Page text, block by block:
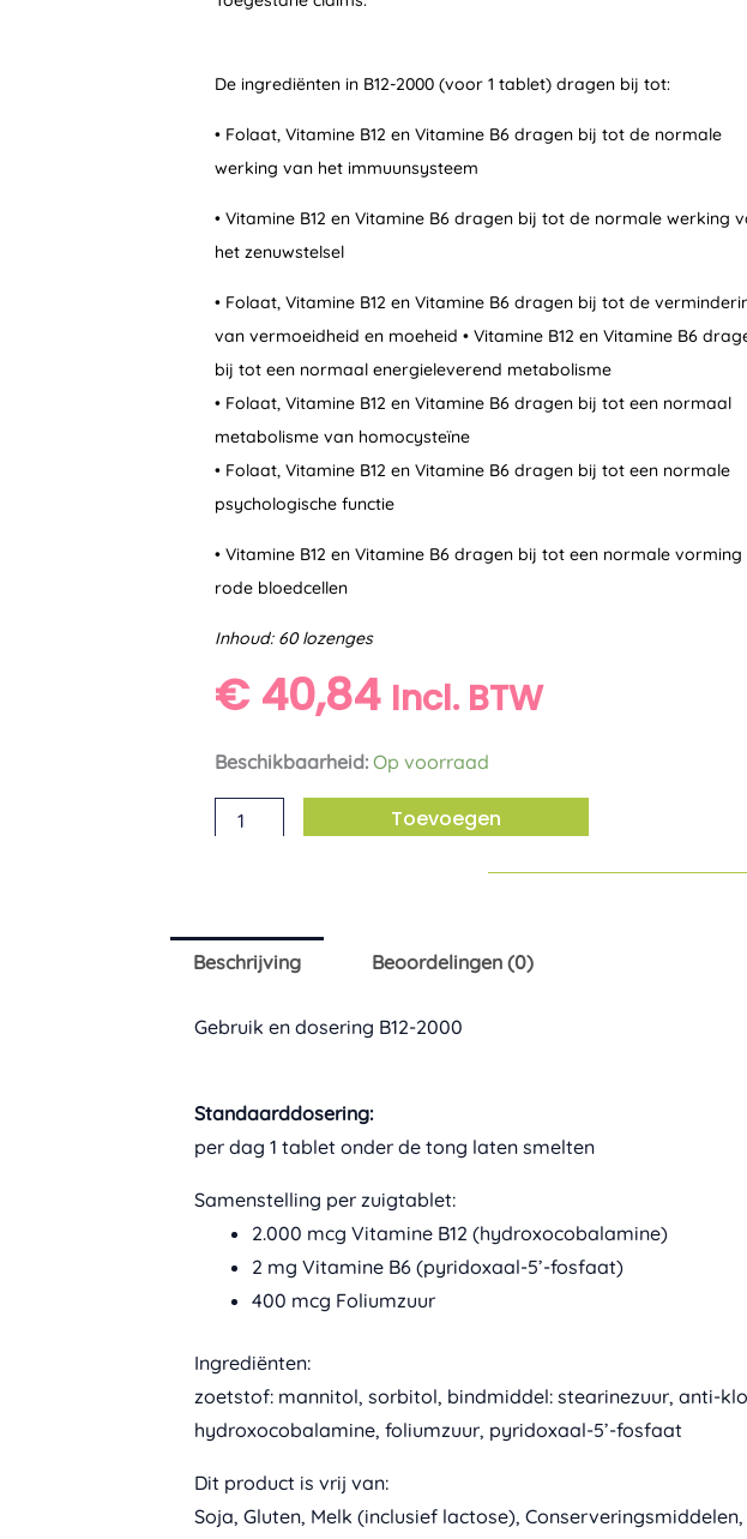
De ingrediënten in B12-2000 (voor 1 tablet) dragen bij tot:
• Folaat, Vitamine B12 en Vitamine B6 dragen bij tot de normale
werking van het immuunsysteem
• Vitamine B12 en Vitamine B6 dragen bij tot de normale werking
het zenuwstelsel
• Folaat, Vitamine B12 en Vitamine B6 dragen bij tot de
van vermoeidheid en moeheid • Vitamine B12 en Vitamine B6
bij tot een normaal energieleverend metabolisme
• Folaat, Vitamine B12 en Vitamine B6 dragen bij tot een normaal
metabolisme van homocysteïne
• Folaat, Vitamine B12 en Vitamine B6 dragen bij tot een normale
psychologische functie
• Vitamine B12 en Vitamine B6 dragen bij tot een normale
rode bloedcellen
Inhoud: 60 lozenges
€40,84 Incl. BTW
Beschikbaarheid: Op voorraad
B12-
2000
Biotics
Toevoegen
Beschrijving Beoordelingen (0)
Gebruik en dosering B12-2000
Standaarddosering:
per dag 1 tablet onder de tong laten smelten
Samenstelling per zuigtablet:
2.000 mcg Vitamine B12 (hydroxocobalamine)
2 mg Vitamine B6 (pyridoxaal-5’-fosfaat)
400 mcg Foliumzuur
Ingrediënten:
zoetstof: mannitol, sorbitol, bindmiddel: stearinezuur, anti-
hydroxocobalamine, foliumzuur, pyridoxaal-5’-fosfaat
Dit product is vrij van:
Soja, Gluten, Melk (inclusief lactose),